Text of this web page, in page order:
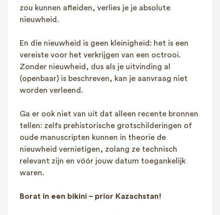
zou kunnen afleiden, verlies je je absolute
nieuwheid.
En die nieuwheid is geen kleinigheid: het is een
vereiste voor het verkrijgen van een octrooi.
Zonder nieuwheid, dus als je uitvinding al
(openbaar) is beschreven, kan je aanvraag niet
worden verleend.
Ga er ook niet van uit dat alleen recente bronnen
tellen: zelfs prehistorische grotschilderingen of
oude manuscripten kunnen in theorie de
nieuwheid vernietigen, zolang ze technisch
relevant zijn en vóór jouw datum toegankelijk
waren.
Borat in een bikini – prior Kazachstan!